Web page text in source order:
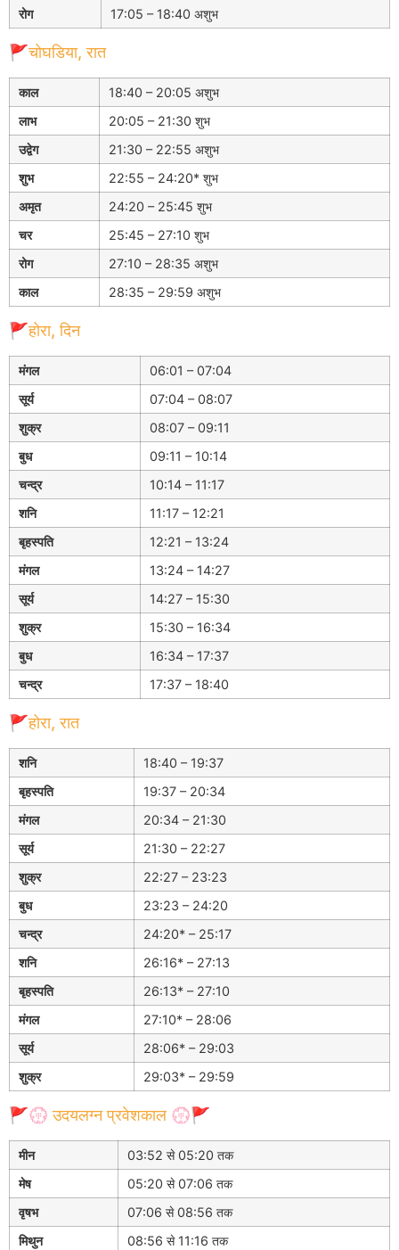
रोग 17:05 – 18:40 अशुभ
🚩चोघडिया, रात
काल
18:40 – 20:05 अशुभ
लाभ
20:05 – 21:30 शुभ
उद्वेग
21:30 – 22:55 अशुभ
शुभ
22:55 – 24:20* शुभ
अमृत
24:20 – 25:45 शुभ
चर
25:45 – 27:10 शुभ
रोग
27:10 – 28:35 अशुभ
काल
28:35 – 29:59 अशुभ
🚩होरा, दिन
मंगल
06:01 – 07:04
सूर्य
07:04 – 08:07
शुक्र
08:07 – 09:11
बुध
09:11 – 10:14
चन्द्र
10:14 – 11:17
शनि
11:17 – 12:21
बृहस्पति
12:21 – 13:24
मंगल
13:24 – 14:27
सूर्य
14:27 – 15:30
शुक्र
15:30 – 16:34
बुध
16:34 – 17:37
चन्द्र
17:37 – 18:40
🚩होरा, रात
शनि
18:40 – 19:37
बृहस्पति
19:37 – 20:34
मंगल
20:34 – 21:30
सूर्य
21:30 – 22:27
शुक्र
22:27 – 23:23
बुध
23:23 – 24:20
चन्द्र
24:20* – 25:17
शनि
26:16* – 27:13
बृहस्पति
26:13* – 27:10
मंगल
27:10* – 28:06
सूर्य
28:06* – 29:03
शुक्र
29:03* – 29:59
🚩💮 उदयलग्न प्रवेशकाल 💮🚩
मीन
03:52 से 05:20 तक
मेष
05:20 से 07:06 तक
वृषभ
07:06 से 08:56 तक
मिथुन
08:56 से 11:16 तक